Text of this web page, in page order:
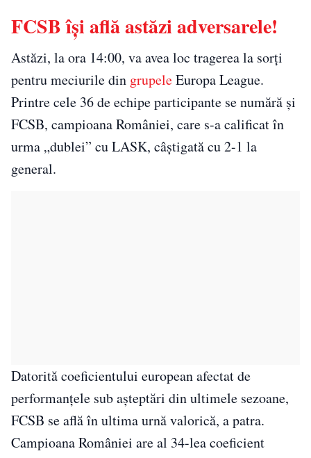
FCSB își află astăzi adversarele!
Astăzi, la ora 14:00, va avea loc tragerea la sorți
pentru meciurile din grupeleEuropa League.
Printre cele 36 de echipe participante se numără și
FCSB, campioana României, care s-a calificat în
urma „dublei” cu LASK, câștigată cu 2-1 la
general.
Datorită coeficientului european afectat de
performanțele sub așteptări din ultimele sezoane,
FCSB se află în ultima urnă valorică, a patra.
Campioana României are al 34-lea coeficient